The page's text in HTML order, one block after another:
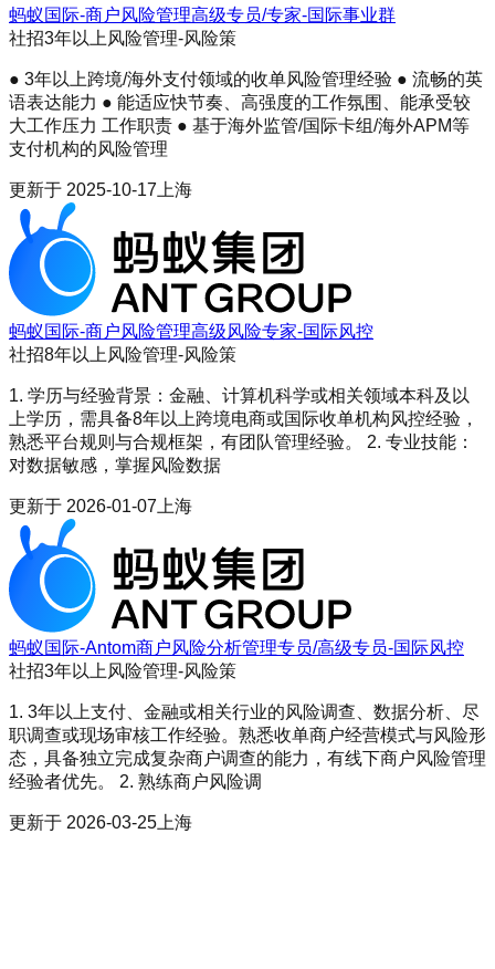
蚂蚁国际-商户风险管理高级专员/专家-国际事业群
社招3年以上 风险管理-风险策
● 3年以上跨境/海外支付领域的收单风险管理经验 ● 流畅的英
语表达能力 ● 能适应快节奏、高强度的工作氛围、能承受较
大工作压力 工作职责 ● 基于海外监管/国际卡组/海外APM等
支付机构的风险管理
更新于 2025-10-17 上海
蚂蚁国际-商户风险管理高级风险专家-国际风控
社招8年以上 风险管理-风险策
‌1. 学历与经验背景‌：金融、计算机科学或相关领域本科及以
上学历，需具备8年以上跨境电商或国际收单机构风控经验，
熟悉平台规则与合规框架，有团队管理经验。 ‌2. 专业技能‌：
对数据敏感，掌握风险数据
更新于 2026-01-07 上海
蚂蚁国际-Antom商户风险分析管理专员/高级专员-国际风控
社招3年以上 风险管理-风险策
1. 3年以上支付、金融或相关行业的风险调查、数据分析、尽
职调查或现场审核工作经验。熟悉收单商户经营模式与风险形
态，具备独立完成复杂商户调查的能力，有线下商户风险管理
经验者优先。 2. 熟练商户风险调
更新于 2026-03-25 上海